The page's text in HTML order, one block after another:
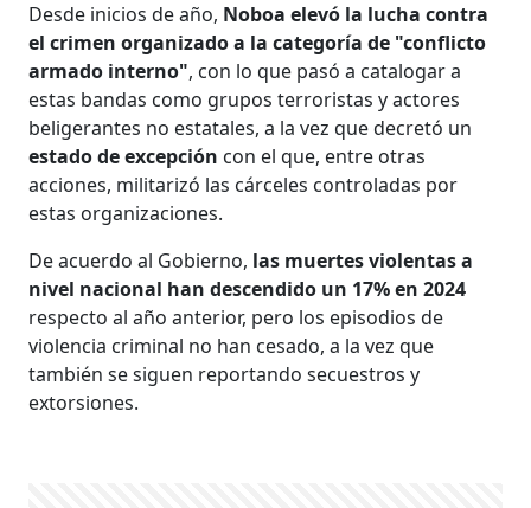
Desde inicios de año, Noboa elevó la lucha contra
el crimen organizado a la categoría de "conflicto
armado interno", con lo que pasó a catalogar a
estas bandas como grupos terroristas y actores
beligerantes no estatales, a la vez que decretó un
estado de excepción con el que, entre otras
acciones, militarizó las cárceles controladas por
estas organizaciones.
De acuerdo al Gobierno, las muertes violentas a
nivel nacional han descendido un 17% en 2024
respecto al año anterior, pero los episodios de
violencia criminal no han cesado, a la vez que
también se siguen reportando secuestros y
extorsiones.